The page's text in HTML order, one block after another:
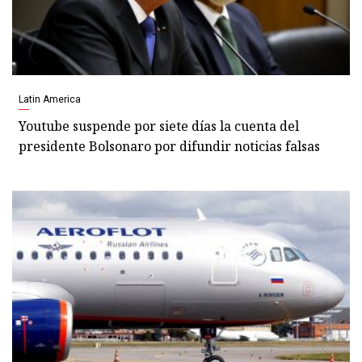
Latin America
Youtube suspende por siete días la cuenta del
presidente Bolsonaro por difundir noticias falsas